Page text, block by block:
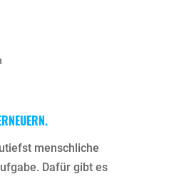
menschliche
Dafür gibt es